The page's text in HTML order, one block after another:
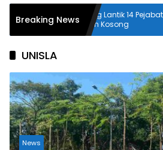
Breaking News
Wali Kota Malang Lantik 14 Pejabat, Masih
Banyak Jabatan Kosong
UNISLA
News